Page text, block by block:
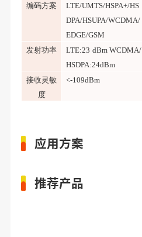
编码方案
LTE/UMTS/HSPA+/HS
DPA/HSUPA/WCDMA/
EDGE/GSM
发射功率
LTE:23 dBm WCDMA/
HSDPA:24dBm
接收灵敏
度
<-109dBm
应用方案
推荐产品